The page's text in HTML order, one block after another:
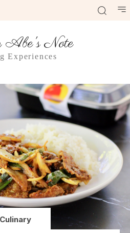
Abe's Note
Experiences
Culinary